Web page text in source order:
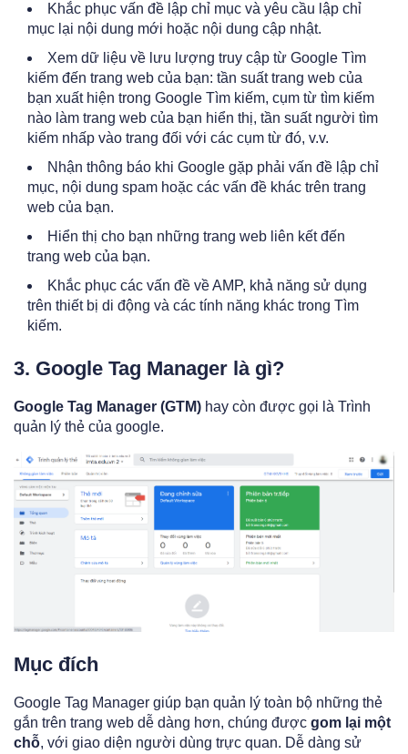
Khắc phục vấn đề lập chỉ mục và yêu cầu lập chỉ
mục lại nội dung mới hoặc nội dung cập nhật.
Xem dữ liệu về lưu lượng truy cập từ Google Tìm
kiếm đến trang web của bạn: tần suất trang web của
bạn xuất hiện trong Google Tìm kiếm, cụm từ tìm kiếm
nào làm trang web của bạn hiển thị, tần suất người tìm
kiếm nhấp vào trang đối với các cụm từ đó, v.v.
Nhận thông báo khi Google gặp phải vấn đề lập chỉ
mục, nội dung spam hoặc các vấn đề khác trên trang
web của bạn.
Hiển thị cho bạn những trang web liên kết đến
trang web của bạn.
Khắc phục các vấn đề về AMP, khả năng sử dụng
trên thiết bị di động và các tính năng khác trong Tìm
kiếm.
3. Google Tag Manager là gì?
Google Tag Manager (GTM) hay còn được gọi là Trình
quản lý thẻ của google.
Mục đích
Google Tag Manager giúp bạn quản lý toàn bộ những thẻ
gắn trên trang web dễ dàng hơn, chúng được gom lại một
chỗ, với giao diện người dùng trực quan. Dễ dàng sử